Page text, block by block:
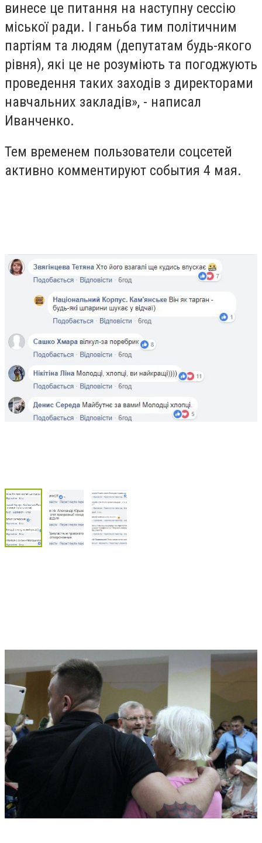
винесе це питання на наступну сессію
міської ради. І ганьба тим політичним
партіям та людям (депутатам будь-якого
рівня), які це не розуміють та погоджують
проведення таких заходів з директорами
навчальних закладів», - написал
Иванченко.
Тем временем пользователи соцсетей
активно комментируют события 4 мая.